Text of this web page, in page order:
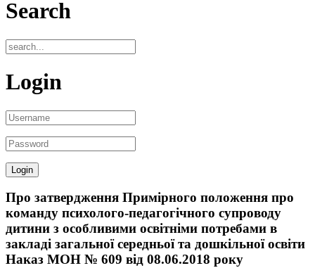
Search
Login
Пpo затвердження Примірного положення про
команду психолого-педагогічного супроводу
дитини з особливими освітніми потребами в
закладі загальної середньої та дошкільної освіти
Наказ МОН № 609 від 08.06.2018 року